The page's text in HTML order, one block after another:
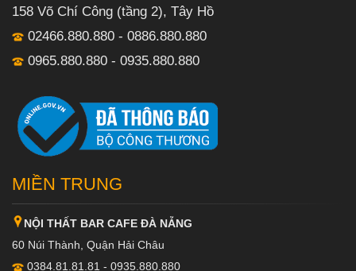
158 Võ Chí Công (tầng 2), Tây Hồ
02466.880.880 - 0886.880.880
0965.880.880 - 0935.880.880
MIỀN TRUNG
NỘI THẤT BAR CAFE ĐÀ NẴNG
60 Núi Thành, Quận Hải Châu
0384.81.81.81 - 0935.880.880